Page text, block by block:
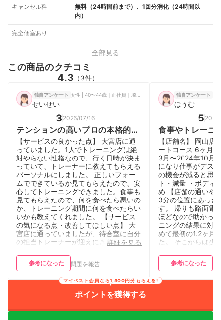
キャンセル料
無料（24時間前まで）、1回分消化（24時間以
内）
完全個室あり
全部見る
この商品のクチコミ
4.3 （3件）
独自アンケート
せいせい
3 2026/07/16
テンションの高いプロの本格的な
指導を受けられる。
【サービスの良かった点】 大宮店に通
っていました。1人でトレーニングは絶
対やらない性格なので、行く日時が決ま
っていて、トレーナーに教えてもらえる
パーソナルにしました。 正しいフォー
ムでできているか見てもらえたので、安
心してトレーニングできました。食事も
見てもらえたので、何を食べたら悪いの
か、トレーニング期間に何を食べたらい
いかも教えてくれました。 【サービス
の気になる点・改善してほしい点】 大
宮店に通っていましたが、待合室に自分
の担当トレーナーが迎えにきてくれるの
いる時間が気まずかった。 そして時間
になるとテンションの高いトレーナーが
次々に現れ、お客さんをトレーニング部
屋に連れて行くのが、なんかちょっと嫌
だった。 トレーナーのテンションが高
いので、元気な事はいい事なのですが、
ちょっと元気すぎてついていけない時も
詳細を見る
参考になった 問題を報告
独自アンケート 女
ほうむ
5
食事やトレーニ
分専用にカスタ
★初心者にも優
ム
【店舗名】 岡山店
ートコース 6ヶ月
3月〜2024年10月
になり仕事がデス
の機会が減ると思
ト・減量 ・ボディ
め 【店舗の通いや
3分の位置にあった
す。 帰りも路面電
ほどなので助かっ
ニングの結果に対
めて最初の1.2ヶ月
た。 そこからは少
らいには見た目も
導の満足度】 トレ
は1~10まで丁寧に
く不安なくやれて
ださったりしたの
参考になった
ポイントを獲得する
マイベスト会員なら1,500円分もらえる!